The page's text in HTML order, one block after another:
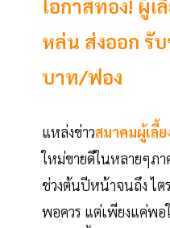
โอกาสทอง! ผู้เ
หล่น ส่งออก รั
บาท/ฟอง
แหล่งข่าวสมาคมผู้เลี้ย
ใหม่ขายดีในหลายๆภ
ช่วงต้นปีหน้าจนถึง ไต
พอควร แต่เพียงแค่พอ